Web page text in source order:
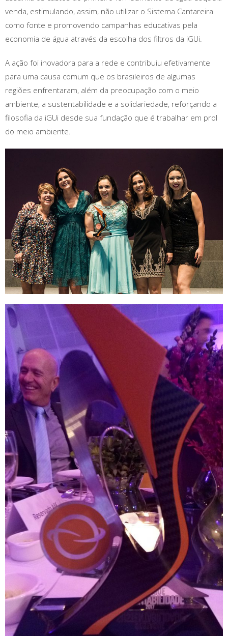
venda, estimulando, assim, não utilizar o Sistema Cantareira
como fonte e promovendo campanhas educativas pela
economia de água através da escolha dos filtros da iGUi.
A ação foi inovadora para a rede e contribuiu efetivamente
para uma causa comum que os brasileiros de algumas
regiões enfrentaram, além da preocupação com o meio
ambiente, a sustentabilidade e a solidariedade, reforçando a
filosofia da iGUi desde sua fundação que é trabalhar em prol
do meio ambiente.